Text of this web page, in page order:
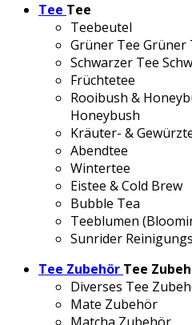
Tee Tee
Teebeutel
Grüner Tee Grüner
Schwarzer Tee
Früchtetee
Rooibush &
Honeybush
Kräuter- &
Abendtee
Wintertee
Eistee & Cold Brew
Bubble Tea
Teeblumen
Sunrider
Tee Zubehör Tee
Diverses Tee
Mate Zubehör